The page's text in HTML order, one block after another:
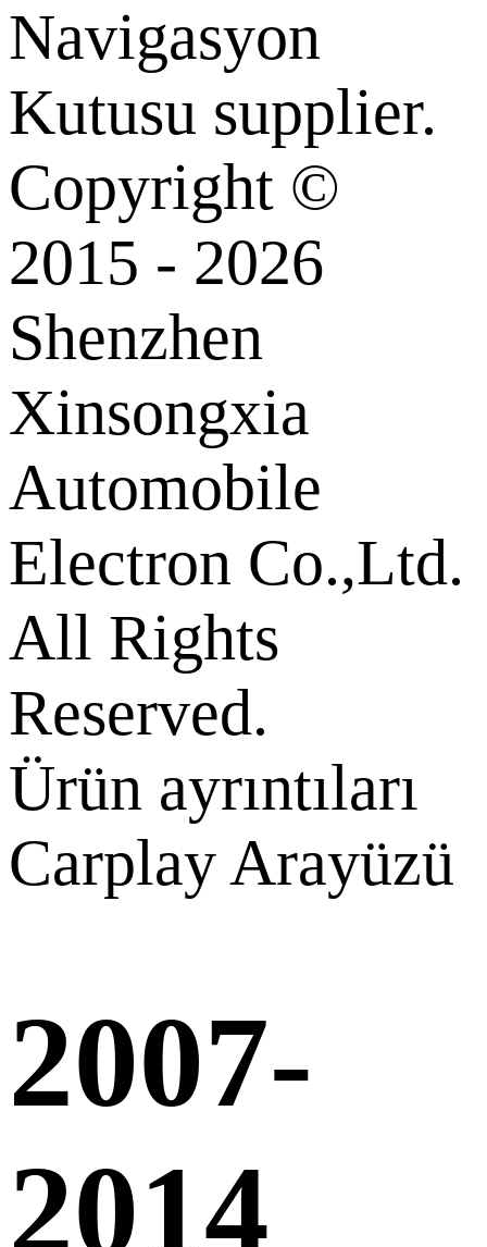
Navigasyon
Kutusu supplier.
Copyright ©
2015 - 2026
Shenzhen
Xinsongxia
Automobile
Electron Co.,Ltd.
All Rights
Reserved.
Ürün ayrıntıları
Carplay Arayüzü
2007-
2014